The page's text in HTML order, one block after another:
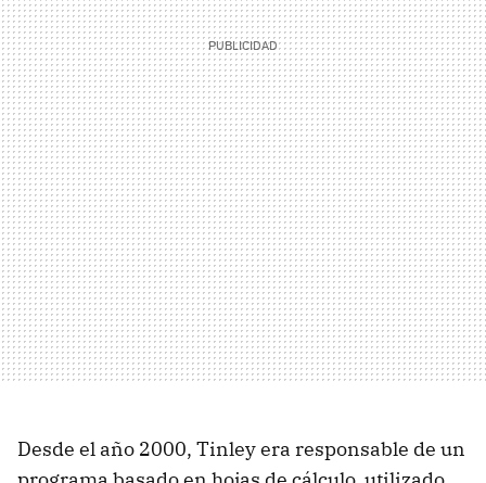
Desde el año 2000, Tinley era responsable de un